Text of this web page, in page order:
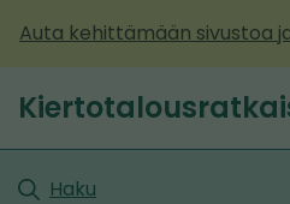
sisältöön
Auta kehittämään sivustoa
Etusivu
Haku